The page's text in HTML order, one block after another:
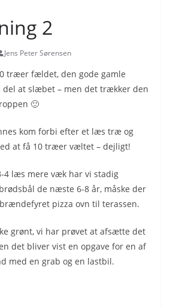
2
Jens Peter Sørensen
træer fældet, den gode gamle
del at slæbet – men det trækker den
🙂
kom forbi efter et læs træ og
at få 10 træer væltet – dejligt!
4 læs mere væk har vi stadig
de næste 6-8 år, måske der
pizza ovn til terassen.
grønt, vi har prøvet at afsætte det
det bliver vist en opgave for en af
med en grab og en lastbil.